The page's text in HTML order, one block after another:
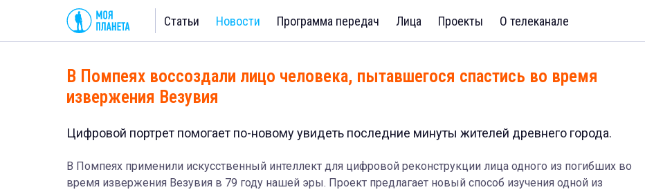
Статьи Новости Программа передач Лица Проекты О телеканале
В Помпеях воссоздали лицо человека, пытавшегося спастись во время
извержения Везувия
Цифровой портрет помогает по-новому увидеть последние минуты жителей древнего города.
В Помпеях применили искусственный интеллект для цифровой реконструкции лица одного из погибших во
время извержения Везувия в 79 году нашей эры. Проект предлагает новый способ изучения одной из